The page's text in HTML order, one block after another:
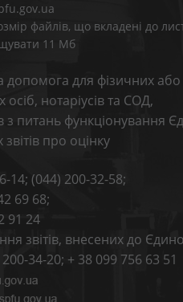
файлів, що вкладені до
11 Мб
допомога для фізичних або
нотаріусів та СОД,
з питань функціонування
про оцінку
14; (044) 200-32-58;
69 68;
91 24
звітів, внесених до
34-20; + 38 099 756 63 51